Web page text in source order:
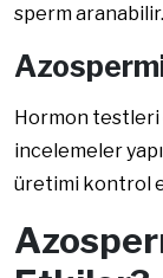
sperm aranabilir.
Hormon testleri
incelemeler
üretimi kontrol